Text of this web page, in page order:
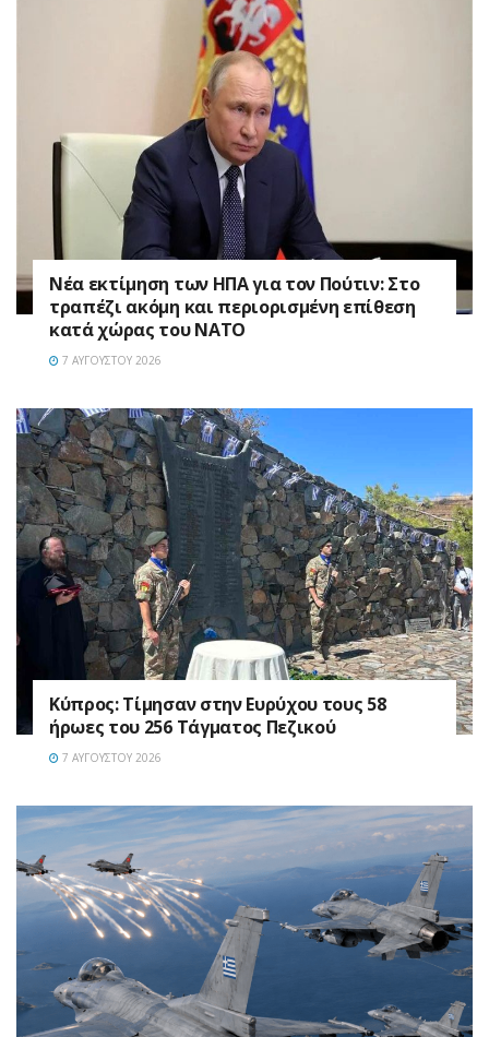
Νέα εκτίμηση των ΗΠΑ για τον Πούτιν: Στο
τραπέζι ακόμη και περιορισμένη επίθεση
κατά χώρας του ΝΑΤΟ
7 ΑΥΓΟΎΣΤΟΥ 2026
Κύπρος: Τίμησαν στην Ευρύχου τους 58
ήρωες του 256 Τάγματος Πεζικού
7 ΑΥΓΟΎΣΤΟΥ 2026